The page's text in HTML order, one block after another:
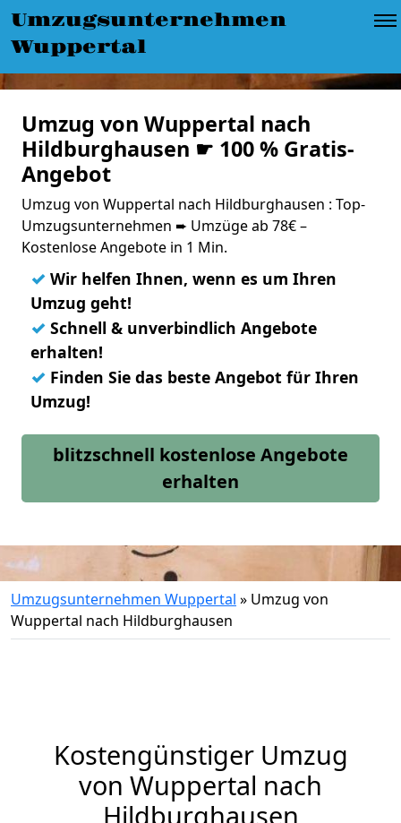
Umzugsunternehmen
Wuppertal
Umzug von Wuppertal nach
Hildburghausen ☛ 100 % Gratis-
Angebot
Umzug von Wuppertal nach Hildburghausen : Top-
Umzugsunternehmen ➨ Umzüge ab 78€ –
Kostenlose Angebote in 1 Min.
✓ Wir helfen Ihnen, wenn es um Ihren
Umzug geht!
✓ Schnell & unverbindlich Angebote
erhalten!
✓ Finden Sie das beste Angebot für Ihren
Umzug!
blitzschnell kostenlose Angebote
erhalten
Umzugsunternehmen Wuppertal » Umzug von
Wuppertal nach Hildburghausen
Kostengünstiger Umzug
von Wuppertal nach
Hildburghausen